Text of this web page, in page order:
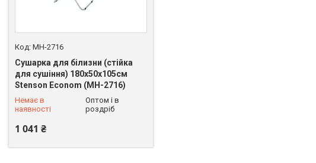
MH-2716
Сушарка для білизни (стійка
для сушіння) 180х50х105см
Stenson Econom (MH-2716)
Немає в
наявності
Оптом і в
роздріб
1 041 ₴
+380 (93) 625-49-82